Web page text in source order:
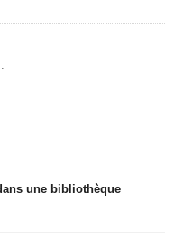
une bibliothèque